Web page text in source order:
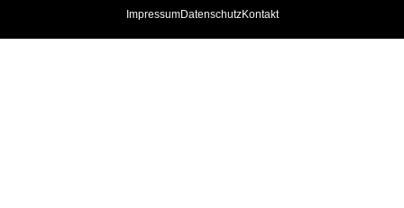
ImpressumDatenschutzKontakt